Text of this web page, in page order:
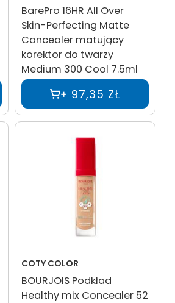
BarePro 16HR All Over
Skin-Perfecting Matte
Concealer matujący
korektor do twarzy
Medium 300 Cool 7.5ml
97,35 ZŁ
COTY COLOR
BOURJOIS Podkład
Healthy mix Concealer 52